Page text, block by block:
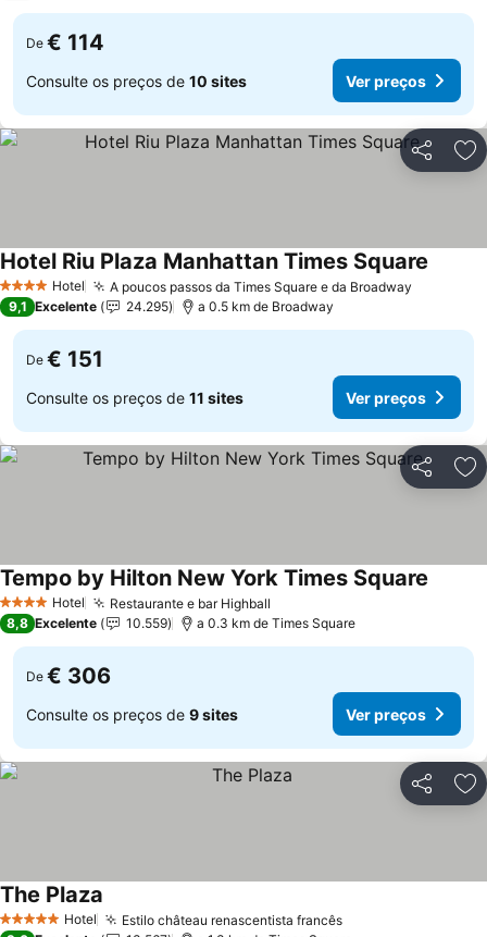
De € 114
Consulte os preços de 10 sites Ver preços
Partilhar
4 EstrelasHotel A poucos passos da Times Square e da Broadway
Hotel Riu Plaza Manhattan Times Square
9,1 Excelente 24.295 a 0.5 km de Broadway
De € 151
Consulte os preços de 11 sites Ver preços
Partilhar
4 EstrelasHotel Restaurante e bar Highball
Tempo by Hilton New York Times Square
8,8 Excelente 10.559 a 0.3 km de Times Square
De € 306
Consulte os preços de 9 sites Ver preços
Partilhar
5 Estrelas Hotel Estilo château renascentista francêsVer preços
The Plaza